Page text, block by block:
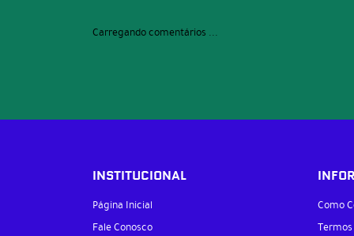
Carregando comentários ...
INSTITUCIONAL
Página Inicial
Fale Conosco
Como